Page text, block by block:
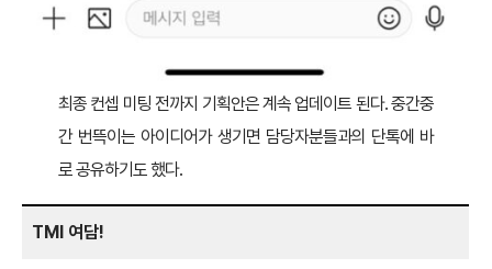
최종 컨셉 미팅 전까지 기획안은 계속 업데이트 된다. 중간중
간 번뜩이는 아이디어가 생기면 담당자분들과의 단톡에 바
로 공유하기도 했다.
TMI 여담!